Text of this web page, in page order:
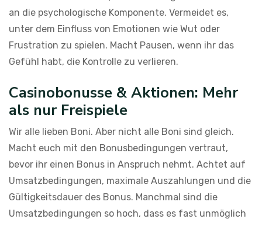
an die psychologische Komponente. Vermeidet es,
unter dem Einfluss von Emotionen wie Wut oder
Frustration zu spielen. Macht Pausen, wenn ihr das
Gefühl habt, die Kontrolle zu verlieren.
Casinobonusse & Aktionen: Mehr
als nur Freispiele
Wir alle lieben Boni. Aber nicht alle Boni sind gleich.
Macht euch mit den Bonusbedingungen vertraut,
bevor ihr einen Bonus in Anspruch nehmt. Achtet auf
Umsatzbedingungen, maximale Auszahlungen und die
Gültigkeitsdauer des Bonus. Manchmal sind die
Umsatzbedingungen so hoch, dass es fast unmöglich